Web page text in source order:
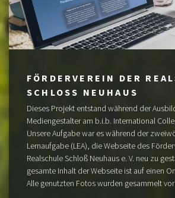
FÖRDERVEREIN DER
SCHLOSS NEUHAUS
Dieses Projekt entstand während der
Mediengestalter am b.i.b. International
Unsere Aufgabe war es während der
Lernaufgabe (LEA), die Webseite des
Realschule Schloß Neuhaus e. V. neu zu
gesamte Inhalt der Webseite ist auf einen
Alle genutzten Fotos wurden gesammelt